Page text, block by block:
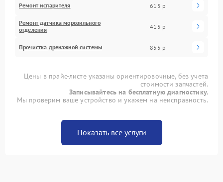
Ремонт испарителя 615 р
Ремонт датчика морозильного
отделения
415 р
Прочистка дренажной системы 855 р
Цены в прайс-листе указаны ориентировочные, без учета
стоимости запчастей.
Записывайтесь на бесплатную диагностику.
Мы проверим ваше устройство и укажем на неисправность.
Показать все услуги